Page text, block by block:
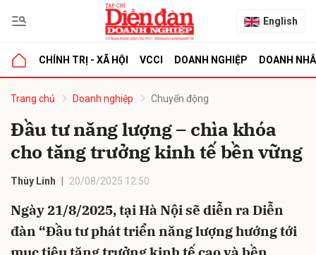
English
CHÍNH TRỊ - XÃ HỘI VCCI DOANH NGHIỆP DOANH
Trang chủ Doanh nghiệp Chuyển động
Đầu tư năng lượng – chìa khóa
cho tăng trưởng kinh tế bền vững
Thùy Linh 20/08/2025 12:50
Ngày 21/8/2025, tại Hà Nội sẽ diễn ra Diễn
đàn “Đầu tư phát triển năng lượng hướng tới
luận
Hủy